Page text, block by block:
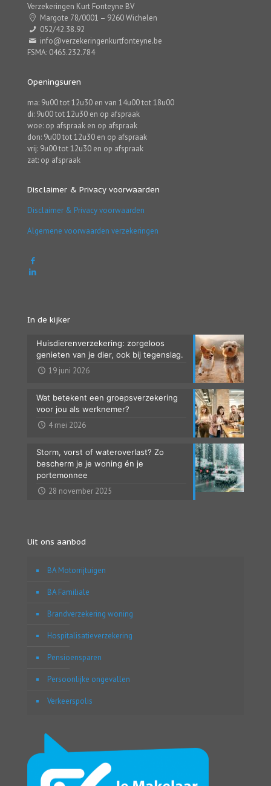
Verzekeringen Kurt Fonteyne BV
Margote 78/0001 – 9260 Wichelen
052/42.38.92
info@verzekeringenkurtfonteyne.be
FSMA: 0465.232.784
Openingsuren
ma: 9u00 tot 12u30 en van 14u00 tot 18u00
di: 9u00 tot 12u30 en op afspraak
woe: op afspraak en op afspraak
don: 9u00 tot 12u30 en op afspraak
vrij: 9u00 tot 12u30 en op afspraak
zat: op afspraak
Disclaimer & Privacy voorwaarden
Disclaimer & Privacy voorwaarden
Algemene voorwaarden verzekeringen
In de kijker
Huisdierenverzekering: zorgeloos
genieten van je dier, ook bij tegenslag.
19 juni 2026
Wat betekent een groepsverzekering
voor jou als werknemer?
4 mei 2026
Storm, vorst of wateroverlast? Zo
bescherm je je woning én je
portemonnee
28 november 2025
Uit ons aanbod
BA Motorrijtuigen
BA Familiale
Brandverzekering woning
Hospitalisatieverzekering
Pensioensparen
Persoonlijke ongevallen
Verkeerspolis